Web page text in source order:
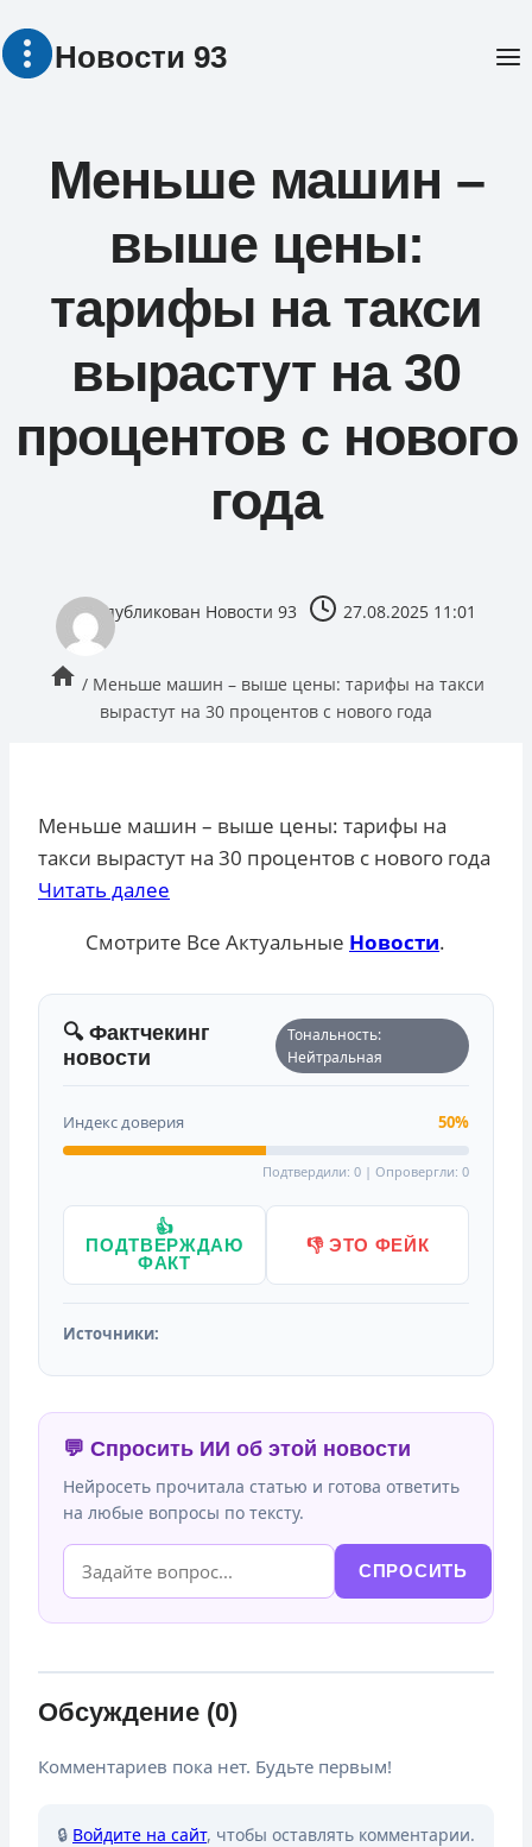
Перейти
Новости 93
Меньше машин –
выше цены:
тарифы на такси
вырастут на 30
процентов с нового
года
опубликован Новости 93 27.08.2025 11:01
/ Меньше машин – выше цены: тарифы на такси
вырастут на 30 процентов с нового года
Меньше машин – выше цены: тарифы на
такси вырастут на 30 процентов с нового года
Читать далее
Смотрите Все Актуальные Новости.
🔍 Фактчекинг
новости
Тональность:
Нейтральная
Индекс доверия 50%
Подтвердили: 0 | Опровергли: 0
👍
ПОДТВЕРЖДАЮ
ФАКТ
👎 ЭТО ФЕЙК
Источники:
💬 Спросить ИИ об этой новости
Нейросеть прочитала статью и готова ответить
на любые вопросы по тексту.
СПРОСИТЬ
Обсуждение (0)
Комментариев пока нет. Будьте первым!
🔒 Войдите на сайт, чтобы оставлять комментарии.